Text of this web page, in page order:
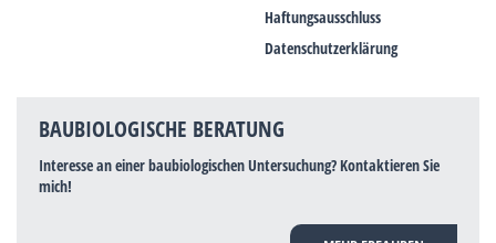
Haftungsausschluss
Datenschutzerklärung
BAUBIOLOGISCHE BERATUNG
Interesse an einer baubiologischen Untersuchung? Kontaktieren Sie
mich!